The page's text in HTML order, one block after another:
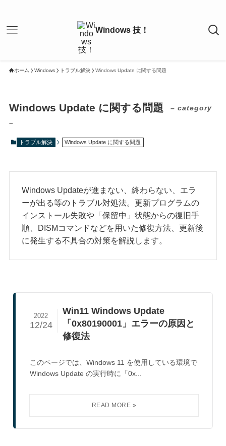
ホーム Windows トラブル解決 Windows Update に関する問題
Windows Update に関する問題
– category
–
トラブル解決 Windows Update に関する問題
Windows Updateが進まない、終わらない、エラ
ーが出る等のトラブル対処法。更新プログラムの
インストール失敗や「保留中」状態からの復旧手
順、DISMコマンドなどを用いた修復方法、更新後
に発生する不具合の対策を解説します。
Win11 Windows Update
「0x80190001」エラーの原因と
修復法
2022
12/24
このページでは、Windows 11 を使用している環境で
Windows Update の実行時に「0x...